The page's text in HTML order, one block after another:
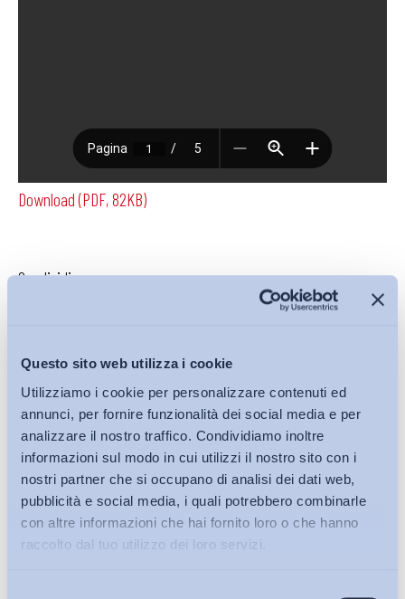
Questo sito web utilizza i cookie
Utilizziamo i cookie per personalizzare contenuti ed
annunci, per fornire funzionalità dei social media e per
analizzare il nostro traffico. Condividiamo inoltre
informazioni sul modo in cui utilizzi il nostro sito con i
nostri partner che si occupano di analisi dei dati web,
pubblicità e social media, i quali potrebbero combinarle
con altre informazioni che hai fornito loro o che hanno
raccolto dal tuo utilizzo dei loro servizi.
Download (PDF, 82KB)
Condividi su:
Iscriviti alla Newsletter